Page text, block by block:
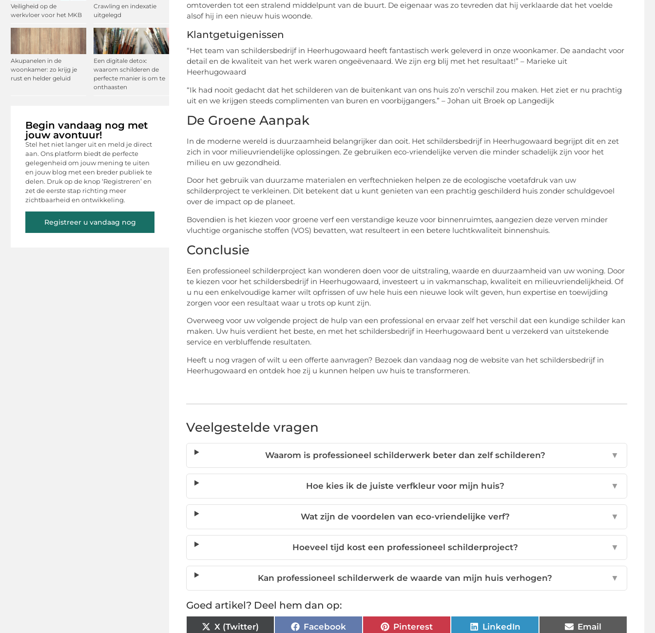
Veiligheid op de
werkvloer voor het MKB
Crawling en indexatie
uitgelegd
Akupanelen in de
woonkamer: zo krijg je
rust en helder geluid
Een digitale detox:
waarom schilderen de
perfecte manier is om te
onthaasten
Begin vandaag nog met
jouw avontuur!
Stel het niet langer uit en meld je direct
aan. Ons platform biedt de perfecte
gelegenheid om jouw mening te uiten
en jouw blog met een breder publiek te
delen. Druk op de knop ‘Registreren’ en
zet de eerste stap richting meer
zichtbaarheid en ontwikkeling.
Registreer u vandaag nog
omtoverden tot een stralend middelpunt van de buurt. De eigenaar was zo tevreden dat hij verklaarde dat het voelde
alsof hij in een nieuw huis woonde.
Klantgetuigenissen
“Het team van schildersbedrijf in Heerhugowaard heeft fantastisch werk geleverd in onze woonkamer. De aandacht voor
detail en de kwaliteit van het werk waren ongeëvenaard. We zijn erg blij met het resultaat!” – Marieke uit
Heerhugowaard
“Ik had nooit gedacht dat het schilderen van de buitenkant van ons huis zo’n verschil zou maken. Het ziet er nu prachtig
uit en we krijgen steeds complimenten van buren en voorbijgangers.” – Johan uit Broek op Langedijk
De Groene Aanpak
In de moderne wereld is duurzaamheid belangrijker dan ooit. Het schildersbedrijf in Heerhugowaard begrijpt dit en zet
zich in voor milieuvriendelijke oplossingen. Ze gebruiken eco-vriendelijke verven die minder schadelijk zijn voor het
milieu en uw gezondheid.
Door het gebruik van duurzame materialen en verftechnieken helpen ze de ecologische voetafdruk van uw
schilderproject te verkleinen. Dit betekent dat u kunt genieten van een prachtig geschilderd huis zonder schuldgevoel
over de impact op de planeet.
Bovendien is het kiezen voor groene verf een verstandige keuze voor binnenruimtes, aangezien deze verven minder
vluchtige organische stoffen (VOS) bevatten, wat resulteert in een betere luchtkwaliteit binnenshuis.
Conclusie
Een professioneel schilderproject kan wonderen doen voor de uitstraling, waarde en duurzaamheid van uw woning. Door
te kiezen voor het schildersbedrijf in Heerhugowaard, investeert u in vakmanschap, kwaliteit en milieuvriendelijkheid. Of
u nu een enkelvoudige kamer wilt opfrissen of uw hele huis een nieuwe look wilt geven, hun expertise en toewijding
zorgen voor een resultaat waar u trots op kunt zijn.
Overweeg voor uw volgende project de hulp van een professional en ervaar zelf het verschil dat een kundige schilder kan
maken. Uw huis verdient het beste, en met het schildersbedrijf in Heerhugowaard bent u verzekerd van uitstekende
service en verbluffende resultaten.
Heeft u nog vragen of wilt u een offerte aanvragen? Bezoek dan vandaag nog de website van het schildersbedrijf in
Heerhugowaard en ontdek hoe zij u kunnen helpen uw huis te transformeren.
Veelgestelde vragen
Waarom is professioneel schilderwerk beter dan zelf schilderen? ▼
Hoe kies ik de juiste verfkleur voor mijn huis? ▼
Wat zijn de voordelen van eco-vriendelijke verf? ▼
Hoeveel tijd kost een professioneel schilderproject? ▼
Kan professioneel schilderwerk de waarde van mijn huis verhogen? ▼
Goed artikel? Deel hem dan op:
X (Twitter) Facebook Pinterest LinkedIn Email